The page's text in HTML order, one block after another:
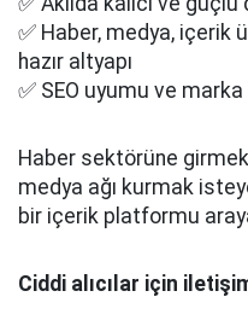
✅ Haber, medya, içerik
hazır altyapı
✅ SEO uyumu ve
Haber sektörüne girmek
medya ağı kurmak
bir içerik platformu
Ciddi alıcılar için